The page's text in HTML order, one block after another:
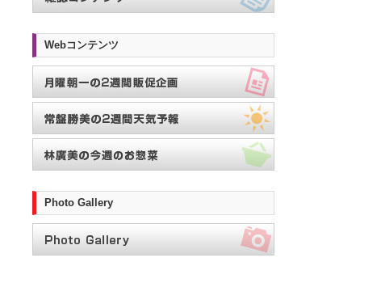
Webコンテンツ
Photo Gallery